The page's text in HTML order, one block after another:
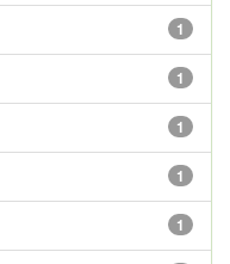
1
1
1
1
1